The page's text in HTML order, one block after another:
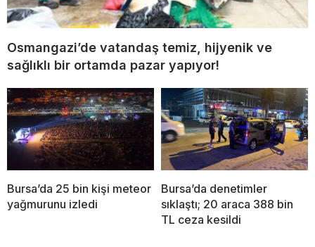
Osmangazi’de vatandaş temiz, hijyenik ve
sağlıklı bir ortamda pazar yapıyor!
Bursa’da 25 bin kişi meteor
yağmurunu izledi
Bursa’da denetimler
sıklaştı; 20 araca 388 bin
TL ceza kesildi